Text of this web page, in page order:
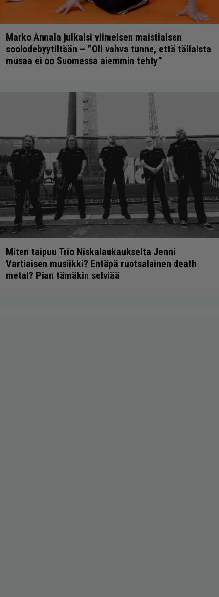
Marko Annala julkaisi viimeisen maistiaisen
soolodebyytiltään – ”Oli vahva tunne, että tällaista
musaa ei oo Suomessa aiemmin tehty”
Miten taipuu Trio Niskalaukaukselta Jenni
Vartiaisen musiikki? Entäpä ruotsalainen death
metal? Pian tämäkin selviää